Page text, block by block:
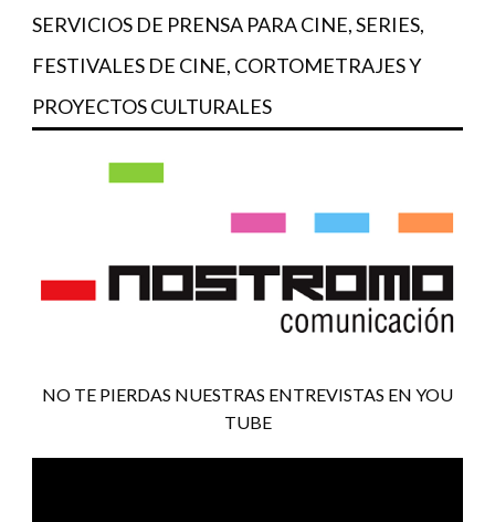
SERVICIOS DE PRENSA PARA CINE, SERIES,
FESTIVALES DE CINE, CORTOMETRAJES Y
PROYECTOS CULTURALES
NO TE PIERDAS NUESTRAS ENTREVISTAS EN YOU
TUBE